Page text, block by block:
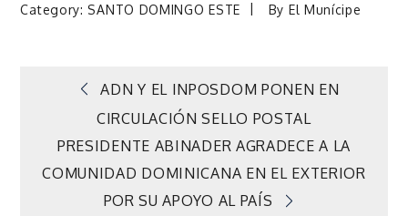
Category: SANTO DOMINGO ESTE By El Munícipe
Navegación
de
entradas
ADN Y EL INPOSDOM PONEN EN
CIRCULACIÓN SELLO POSTAL
PRESIDENTE ABINADER AGRADECE A LA
COMUNIDAD DOMINICANA EN EL EXTERIOR
POR SU APOYO AL PAÍS